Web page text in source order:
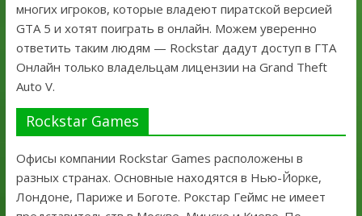
многих игроков, которые владеют пиратской версией
GTA 5 и хотят поиграть в онлайн. Можем уверенно
ответить таким людям — Rockstar дадут доступ в ГТА
Онлайн только владельцам лицензии на Grand Theft
Auto V.
Rockstar Games
Офисы компании Rockstar Games расположены в
разных странах. Основные находятся в Нью-Йорке,
Лондоне, Париже и Боготе. Рокстар Геймс не имеет